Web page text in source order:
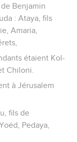
Benjamin
: Ataya, fils
Amaria,
étaient Kol-
Chiloni.
à Jérusalem
fils de
Pedaya,